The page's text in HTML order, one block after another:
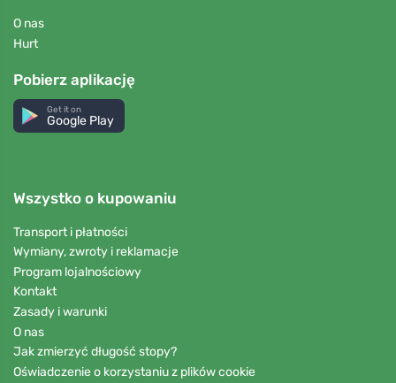
O nas
Hurt
Pobierz aplikację
Get it on
Google Play
Wszystko o kupowaniu
Transport i płatności
Wymiany, zwroty i reklamacje
Program lojalnościowy
Kontakt
Zasady i warunki
O nas
Jak zmierzyć długość stopy?
Oświadczenie o korzystaniu z plików cookie